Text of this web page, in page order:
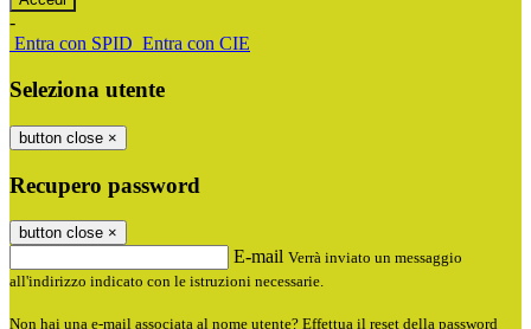
-
Entra con SPID Entra con CIE
Seleziona utente
button close ×
Recupero password
button close ×
E-mail Verrà inviato un messaggio
all'indirizzo indicato con le istruzioni necessarie.
Non hai una e-mail associata al nome utente? Effettua il reset della password